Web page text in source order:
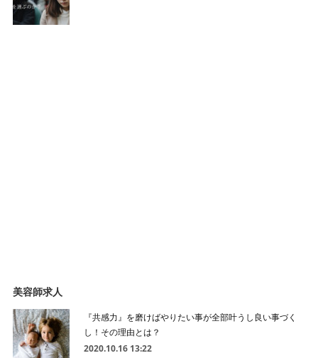
美容師求人
『共感力』を磨けばやりたい事が全部叶うし良い事づく
し！その理由とは？
2020.10.16 13:22